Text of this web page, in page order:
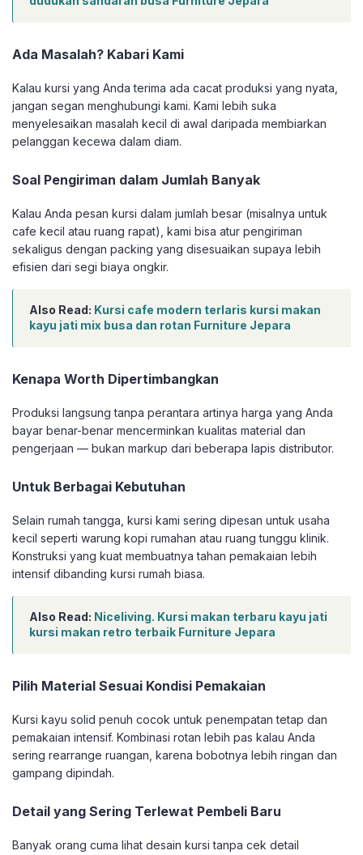
Ada Masalah? Kabari Kami
Kalau kursi yang Anda terima ada cacat produksi yang nyata,
jangan segan menghubungi kami. Kami lebih suka
menyelesaikan masalah kecil di awal daripada membiarkan
pelanggan kecewa dalam diam.
Soal Pengiriman dalam Jumlah Banyak
Kalau Anda pesan kursi dalam jumlah besar (misalnya untuk
cafe kecil atau ruang rapat), kami bisa atur pengiriman
sekaligus dengan packing yang disesuaikan supaya lebih
efisien dari segi biaya ongkir.
Also Read: Kursi cafe modern terlaris kursi makan
kayu jati mix busa dan rotan Furniture Jepara
Kenapa Worth Dipertimbangkan
Produksi langsung tanpa perantara artinya harga yang Anda
bayar benar-benar mencerminkan kualitas material dan
pengerjaan — bukan markup dari beberapa lapis distributor.
Untuk Berbagai Kebutuhan
Selain rumah tangga, kursi kami sering dipesan untuk usaha
kecil seperti warung kopi rumahan atau ruang tunggu klinik.
Konstruksi yang kuat membuatnya tahan pemakaian lebih
intensif dibanding kursi rumah biasa.
Also Read: Niceliving. Kursi makan terbaru kayu jati
kursi makan retro terbaik Furniture Jepara
Pilih Material Sesuai Kondisi Pemakaian
Kursi kayu solid penuh cocok untuk penempatan tetap dan
pemakaian intensif. Kombinasi rotan lebih pas kalau Anda
sering rearrange ruangan, karena bobotnya lebih ringan dan
gampang dipindah.
Detail yang Sering Terlewat Pembeli Baru
Banyak orang cuma lihat desain kursi tanpa cek detail